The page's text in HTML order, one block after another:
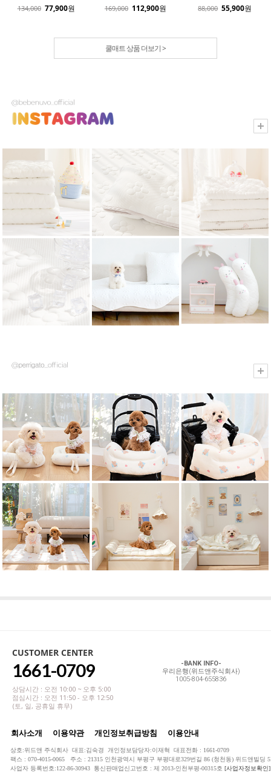
134,000 77,900원 169,000 112,900원 88,000 55,900원
쿨매트 상품 더보기 >
CUSTOMER CENTER
1661-0709
상담시간 : 오전 10:00 ~ 오후 5:00
점심시간 : 오전 11:50 - 오후 12:50
(토, 일, 공휴일 휴무)
-BANK INFO-
우리은행(위드앤주식회사)
1005-804-655836
회사소개 이용약관 개인정보취급방침 이용안내
상호:위드앤 주식회사 대표:김숙경 개인정보담당자:이재혁 대표전화 : 1661-0709
팩스 : 070-4015-0065 주소 : 21315 인천광역시 부평구 부평대로329번길 86 (청천동) 위드앤빌딩
사업자 등록번호:122-86-30943 통신판매업신고번호 : 제 2013-인천부평-00315호 [사업자정보확인]